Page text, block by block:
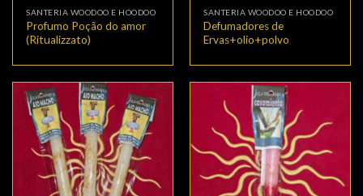
SANTERIA WOODOO E HOODOO
Profumo Poção do amor
(Ritualizzato)
SANTERIA WOODOO E HOODOO
Defumadores de
Ervas+olio+polvo